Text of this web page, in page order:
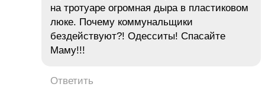
на тротуаре огромная дыра в пластиковом
люке. Почему коммунальщики
бездействуют?! Одесситы! Спасайте
Маму!!!
Ответить